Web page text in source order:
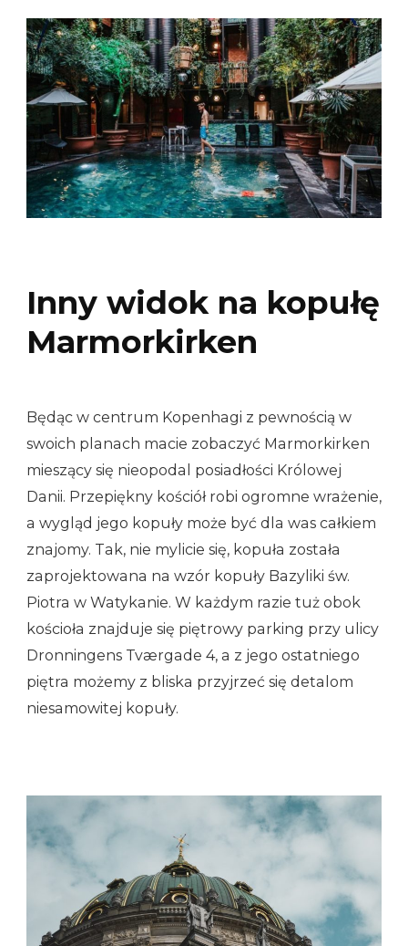
Inny widok na kopułę
Marmorkirken
Będąc w centrum Kopenhagi z pewnością w
swoich planach macie zobaczyć Marmorkirken
mieszący się nieopodal posiadłości Królowej
Danii. Przepiękny kościół robi ogromne wrażenie,
a wygląd jego kopuły może być dla was całkiem
znajomy. Tak, nie mylicie się, kopuła została
zaprojektowana na wzór kopuły Bazyliki św.
Piotra w Watykanie. W każdym razie tuż obok
kościoła znajduje się piętrowy parking przy ulicy
Dronningens Tværgade 4, a z jego ostatniego
piętra możemy z bliska przyjrzeć się detalom
niesamowitej kopuły.